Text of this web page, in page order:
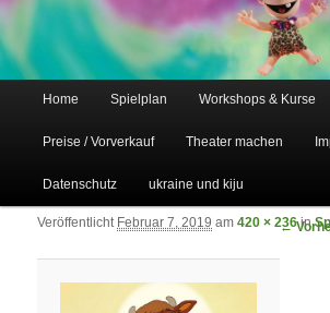
Zum primären Inhalt springen
Zum sekundären Inhalt springen
Home Spielplan Workshops & Kurse
Preise / Vorverkauf Theater machen
Datenschutz ukraine und kiju
Bilder-
←
Veröffentlicht Februar 7, 2019 am420 × 236in